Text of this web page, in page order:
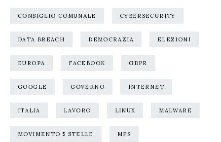
CONSIGLIO COMUNALE CYBERSECURITY
DATA BREACH DEMOCRAZIA ELEZIONI
EUROPA FACEBOOK GDPR
GOOGLE GOVERNO INTERNET
ITALIA LAVORO LINUX MALWARE
MOVIMENTO 5 STELLE MPS